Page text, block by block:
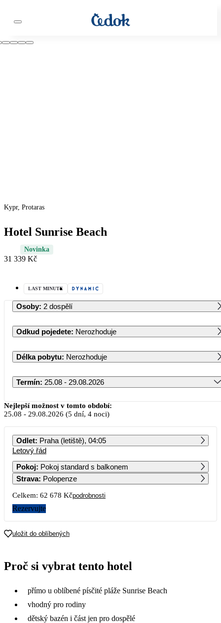
Kypr, Protaras
Hotel Sunrise Beach
Novinka
31 339 Kč
LAST MINUTE
Osoby: 2 dospělí
Odkud pojedete: Nerozhoduje
Délka pobytu: Nerozhoduje
Termín: 25.08 - 29.08.2026
Srpen 2026
PO ÚT ST ČT PÁ SO NE
3 4
10
17 18
31 339 32 099 24 809
25 439
Nejlepší možnost v tomto období:
25.08 - 29.08.2026 (5 dní, 4 noci)
Odlet: Praha (letiště), 04:05
Letový řád
Pokoj:
Pokoj standard s balkonem
Strava: Polopenze
Celkem: 62 678 Kčpodrobnosti
Rezervujte
uložit do oblíbených
Proč si vybrat tento hotel
přímo u oblíbené písčité pláže Sunrise Beach
vhodný pro rodiny
dětský bazén i část jen pro dospělé